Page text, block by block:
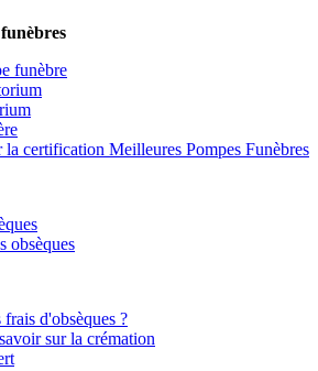
funèbre
la certification Meilleures Pompes Funèbres
obsèques
d'obsèques ?
sur la crémation